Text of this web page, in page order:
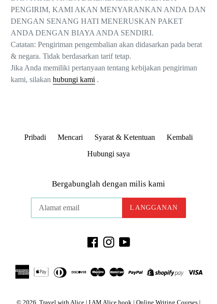
PENGIRIM, KAMI AKAN MENYARANKAN ANDA DAN
DENGAN SENANG HATI MENERUSKAN PAKET
ANDA DENGAN BIAYA ANDA SENDIRI.
Catatan: Pengiriman pengembalian akan didasarkan pada berat
& negara. Tidak berdasarkan tarif tetap.
Jika Anda memiliki pertanyaan tentang kebijakan pengiriman
kami, silakan hubungi kami .
Pribadi Mencari Syarat & Ketentuan
Kembali
Hubungi saya
Bergabunglah dengan milis kami
LANGGANAN
FacebookInstagramYouTube
© 2026, Travel with Alice | I AM Alice book | Online Writing Courses |